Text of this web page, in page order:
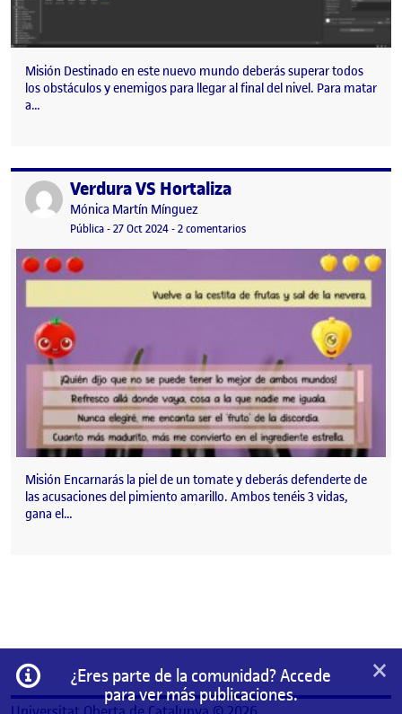
Misión Destinado en este nuevo mundo deberás superar todos
los obstáculos y enemigos para llegar al final del nivel. Para matar
a…
Publicado porVerdura VS Hortaliza
Publicado por
Mónica Martín Mínguez
Visibilidad:
Pública-Fecha de publicación
27 Oct 202427 octubre, 2024 8:42 pm
-2 comentariosen Verdura VS Hortaliza
Misión Encarnarás la piel de un tomate y deberás defenderte de
las acusaciones del pimiento amarillo. Ambos tenéis 3 vidas,
gana el…
Información
¿Eres parte de la comunidad? Accede
para ver más publicaciones.
×